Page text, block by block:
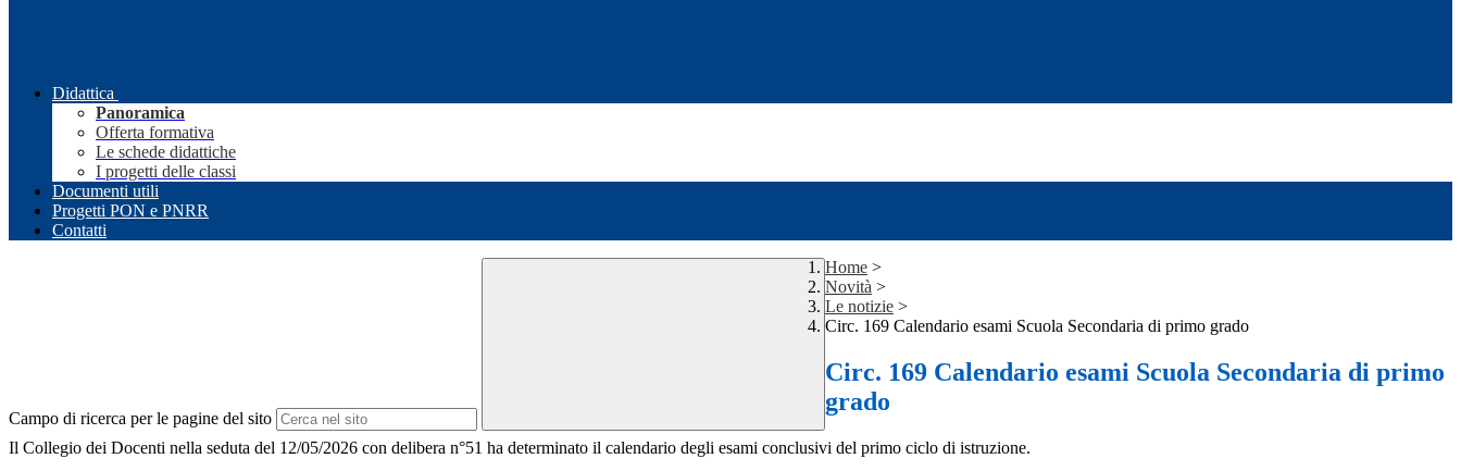
Didattica
Panoramica
Offerta formativa
Le schede didattiche
I progetti delle classi
Documenti utili
Progetti PON e PNRR
Contatti
Campo di ricerca per le pagine del sito
Home >
Novità >
Le notizie >
Circ. 169 Calendario esami Scuola Secondaria di primo grado
Circ. 169 Calendario esami Scuola Secondaria di primo
grado
Il Collegio dei Docenti nella seduta del 12/05/2026 con delibera n°51 ha determinato il calendario degli esami conclusivi del primo ciclo di istruzione.